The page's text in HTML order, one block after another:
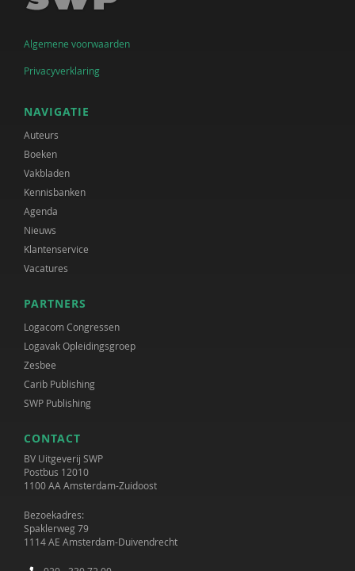
Algemene voorwaarden
Privacyverklaring
NAVIGATIE
Auteurs
Boeken
Vakbladen
Kennisbanken
Agenda
Nieuws
Klantenservice
Vacatures
PARTNERS
Logacom Congressen
Logavak Opleidingsgroep
Zesbee
Carib Publishing
SWP Publishing
CONTACT
BV Uitgeverij SWP
Postbus 12010
1100 AA Amsterdam-Zuidoost
Bezoekadres:
Spaklerweg 79
1114 AE Amsterdam-Duivendrecht